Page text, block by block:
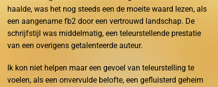
haalde, was het nog steeds een de moeite waard lezen, als
een aangename fb2 door een vertrouwd landschap. De
schrijfstijl was middelmatig, een teleurstellende prestatie
van een overigens getalenteerde auteur.
Ik kon niet helpen maar een gevoel van teleurstelling te
voelen, als een onvervulde belofte, een gefluisterd geheim